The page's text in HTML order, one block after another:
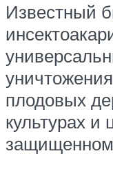
Известный
плодовых
культурах и
защищенном